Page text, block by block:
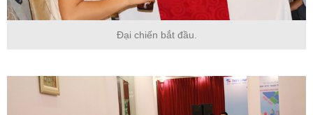
Đại chiến bắt đầu.